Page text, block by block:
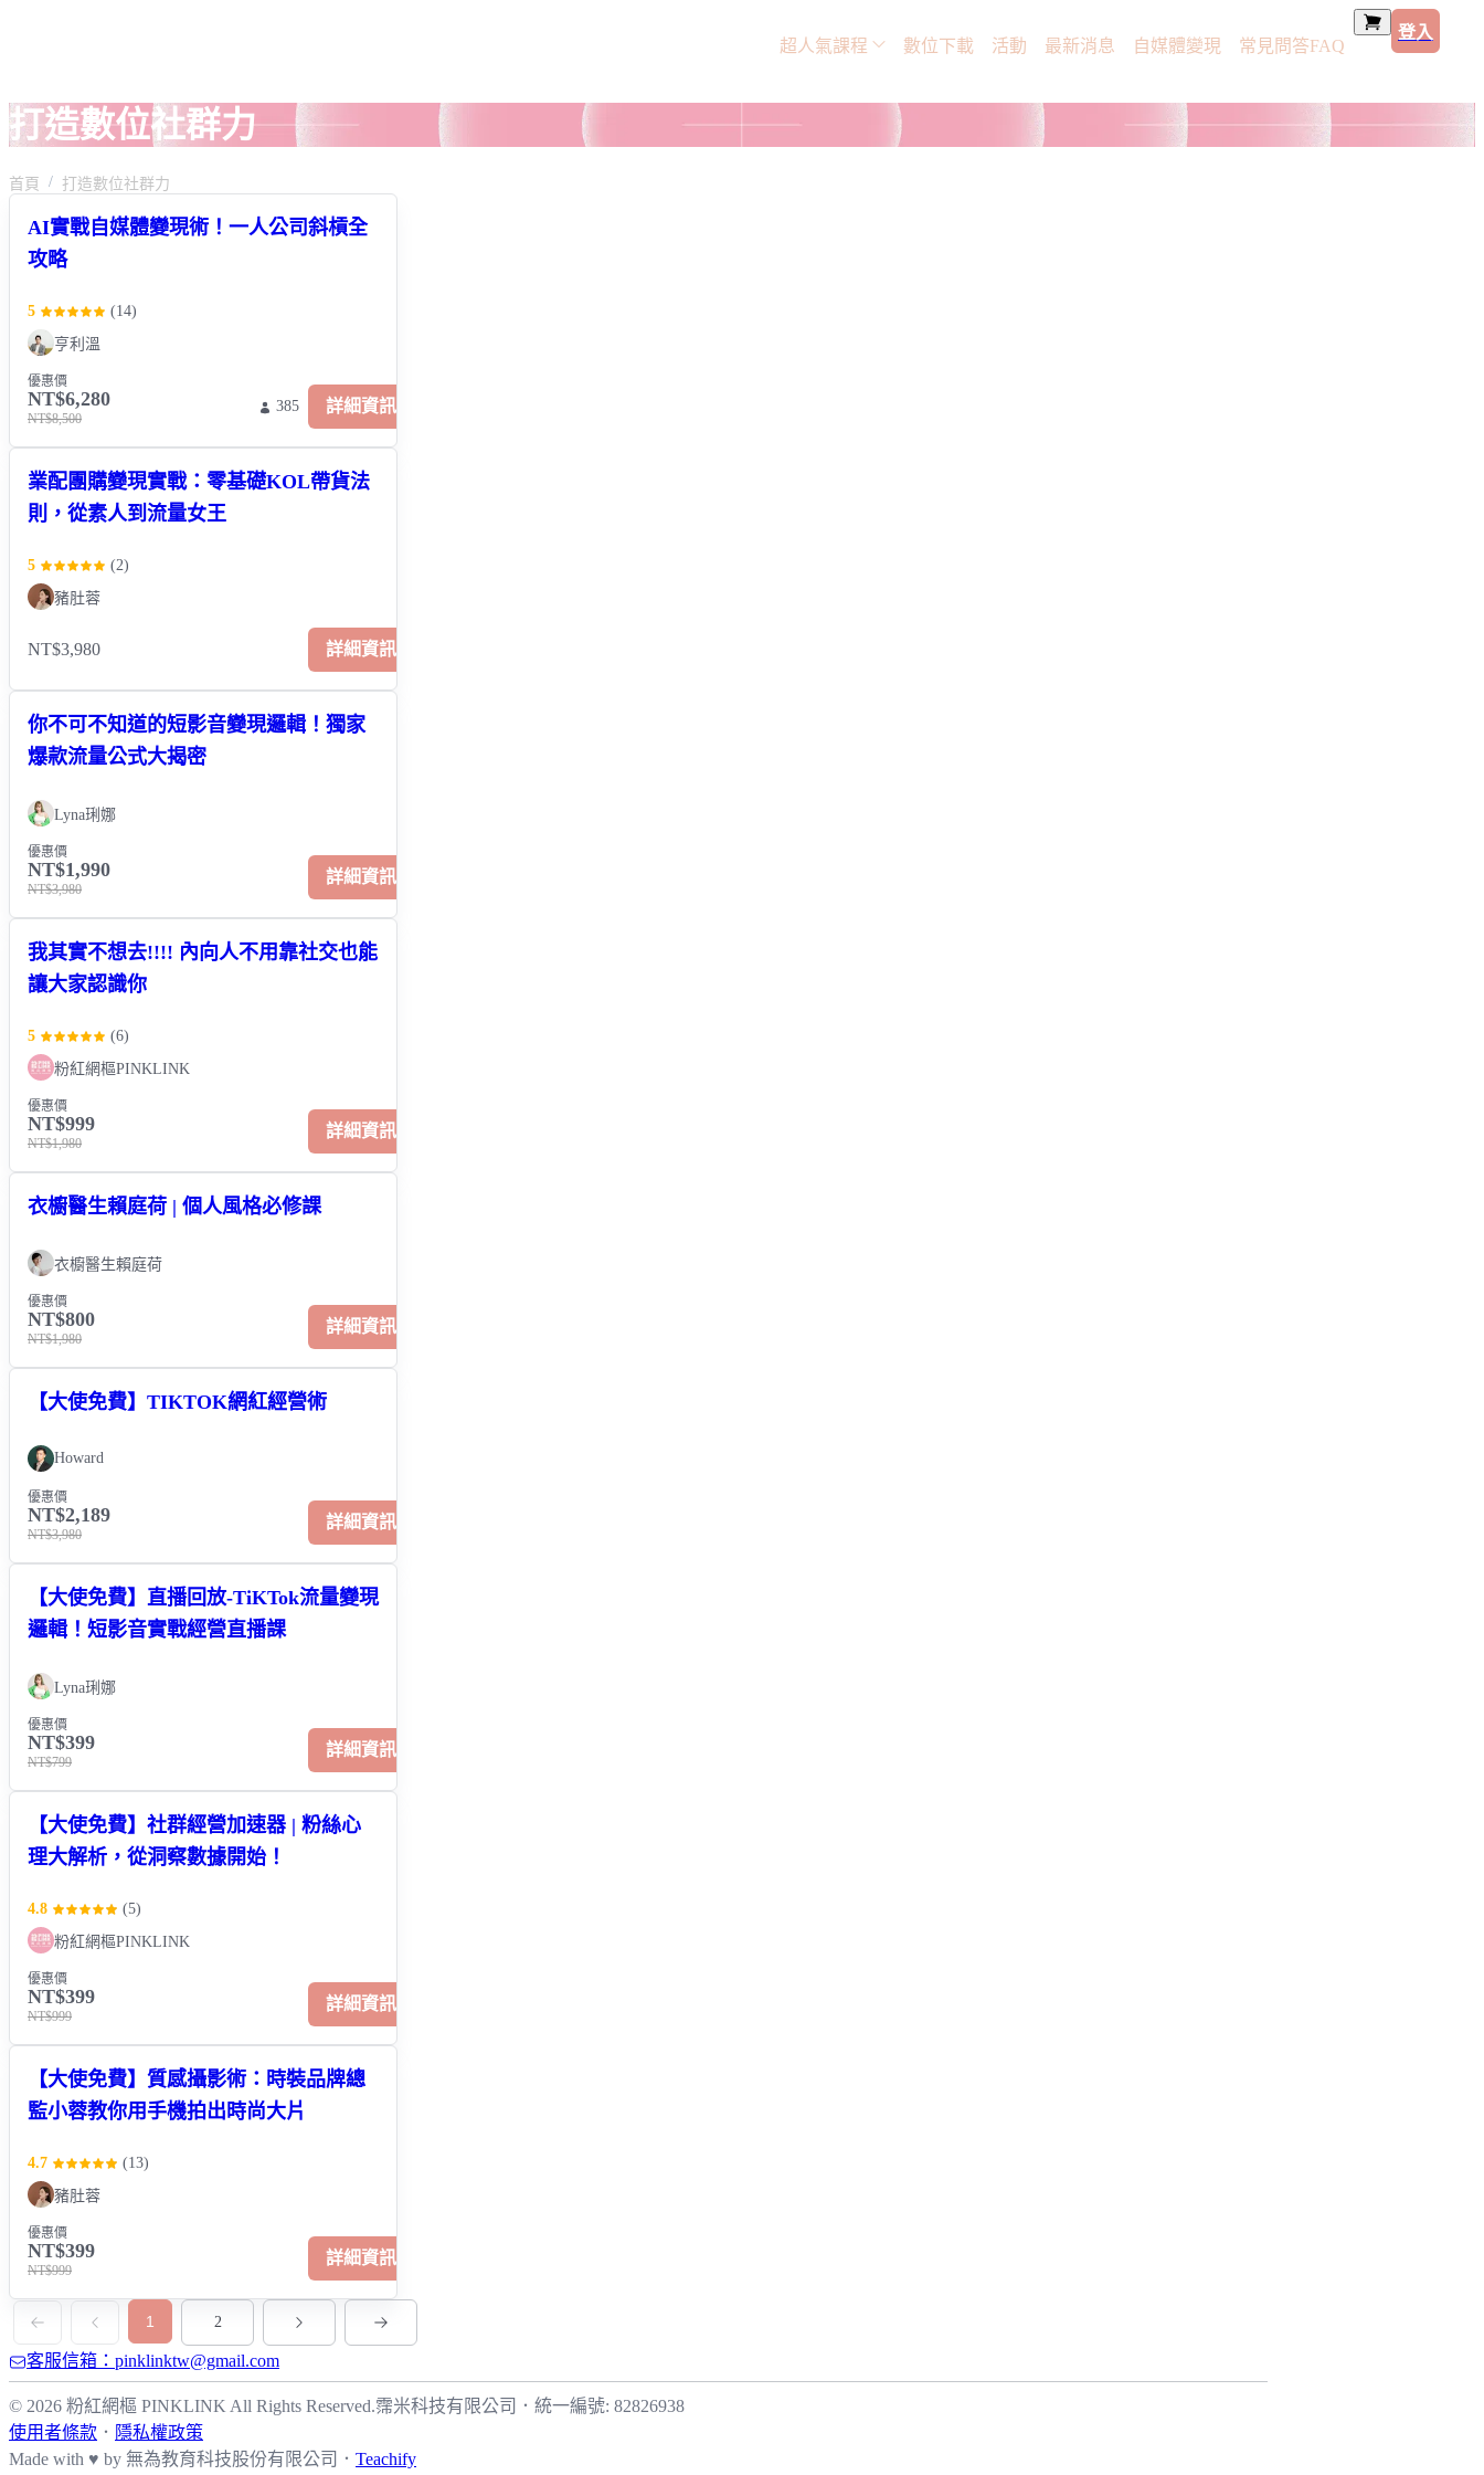
超人氣課程 數位下載 活動 最新消息 自媒體變現 常見問答FAQ
登入
打造數位社群力
首頁 打造數位社群力
AI實戰自媒體變現術！一人公司斜槓全
攻略
5 (14)
亨利溫
優惠價
NT$6,280
NT$8,500
385 詳細資訊
業配團購變現實戰：零基礎KOL帶貨法
則，從素人到流量女王
5 (2)
豬肚蓉
NT$3,980 詳細資訊
你不可不知道的短影音變現邏輯！獨家
爆款流量公式大揭密
Lyna琍娜
優惠價
NT$1,990
NT$3,980
詳細資訊
我其實不想去!!!! 內向人不用靠社交也能
讓大家認識你
5 (6)
粉紅網樞PINKLINK
優惠價
NT$999
NT$1,980
詳細資訊
衣櫥醫生賴庭荷 | 個人風格必修課
衣櫥醫生賴庭荷
優惠價
NT$800
NT$1,980
詳細資訊
【大使免費】TIKTOK網紅經營術
Howard
優惠價
NT$2,189
NT$3,980
詳細資訊
【大使免費】直播回放-TiKTok流量變現
邏輯！短影音實戰經營直播課
Lyna琍娜
優惠價
NT$399
NT$799
詳細資訊
【大使免費】社群經營加速器 | 粉絲心
理大解析，從洞察數據開始！
4.8 (5)
粉紅網樞PINKLINK
優惠價
NT$399
NT$999
詳細資訊
【大使免費】質感攝影術：時裝品牌總
監小蓉教你用手機拍出時尚大片
4.7 (13)
豬肚蓉
優惠價
NT$399
NT$999
詳細資訊
1 2
客服信箱：pinklinktw@gmail.com
© 2026 粉紅網樞 PINKLINK All Rights Reserved.霈米科技有限公司 ． 統一編號: 82826938
使用者條款 ． 隱私權政策
Made with ♥ by 無為教育科技股份有限公司． Teachify